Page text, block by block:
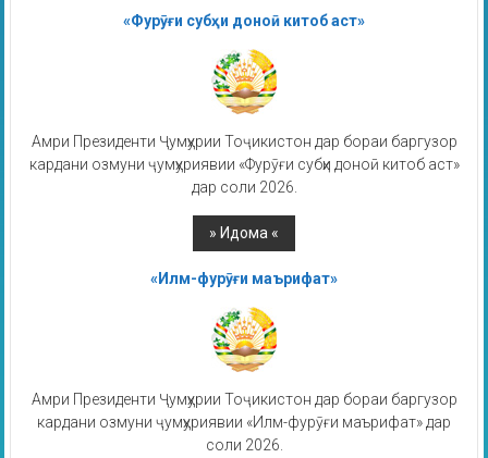
«Фурӯғи субҳи доноӣ китоб аст»
Амри Президенти Ҷумҳурии Тоҷикистон дар бораи баргузор
кардани озмуни ҷумҳуриявии «Фурӯғи субҳи доноӣ китоб аст»
дар соли 2026.
«Илм-фурӯғи маърифат»
Амри Президенти Ҷумҳурии Тоҷикистон дар бораи баргузор
кардани озмуни ҷумҳуриявии «Илм-фурӯғи маърифат» дар
соли 2026.